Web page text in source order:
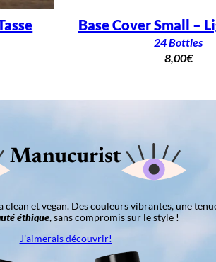
Base Cover Small –
24 Bottles
8,00€
Manucurist
et vegan. Des couleurs vibrantes, une
éthique, sans compromis sur le style !
J’aimerais découvrir!